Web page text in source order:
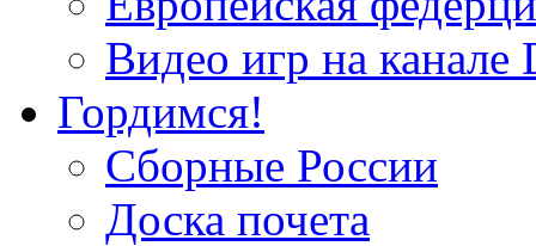
Видео игр на
Гордимся!
Сборные России
Доска почета